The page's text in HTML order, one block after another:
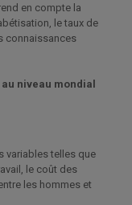
en compte la
le taux de
connaissances
niveau mondial
variables telles que
le coût des
les hommes et